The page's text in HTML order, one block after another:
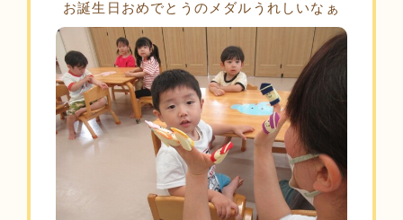
お誕生日おめでとうのメダルうれしいなぁ